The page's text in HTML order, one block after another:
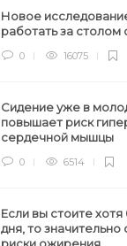
Новое
работать за столом
0 16075
Сидение уже в
повышает риск
сердечной мышцы
0 6514
Если вы стоите
дня, то